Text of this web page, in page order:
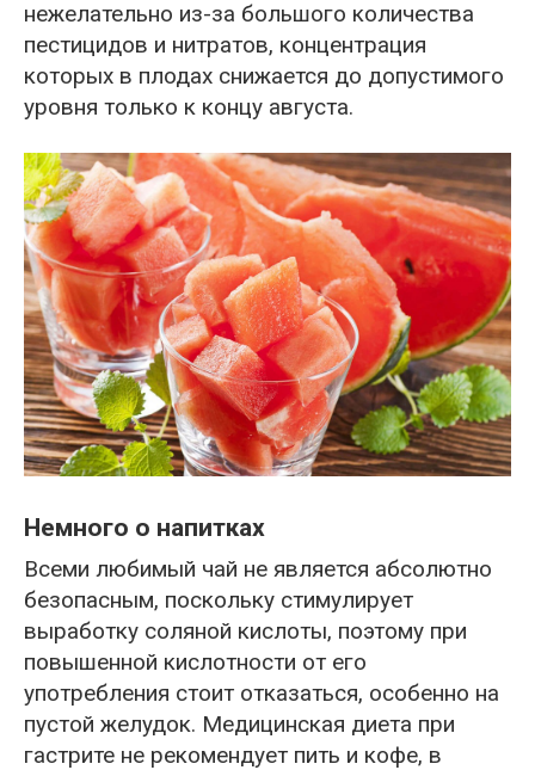
нежелательно из-за большого количества
пестицидов и нитратов, концентрация
которых в плодах снижается до допустимого
уровня только к концу августа.
Немного о напитках
Всеми любимый чай не является абсолютно
безопасным, поскольку стимулирует
выработку соляной кислоты, поэтому при
повышенной кислотности от его
употребления стоит отказаться, особенно на
пустой желудок. Медицинская диета при
гастрите не рекомендует пить и кофе, в